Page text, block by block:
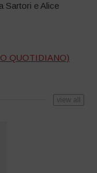
Sartori e Alice
QUOTIDIANO)
view all